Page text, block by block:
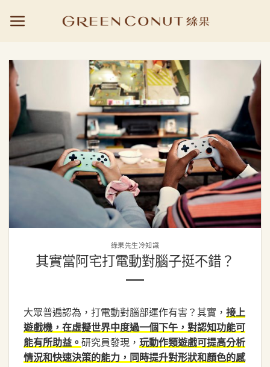
綠果先生冷知識
其實當阿宅打電動對腦子挺不錯？
大眾普遍認為，打電動對腦部運作有害？其實， 接上
遊戲機，在虛擬世界中度過一個下午，對認知功能可
能有所助益。 研究員發現， 玩動作類遊戲可提高分析
情況和快速決策的能力，同時提升對形狀和顏色的感